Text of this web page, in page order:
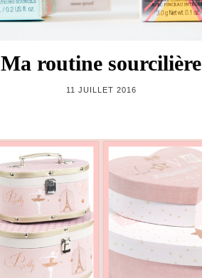
Ma routine sourcilière
11 JUILLET 2016